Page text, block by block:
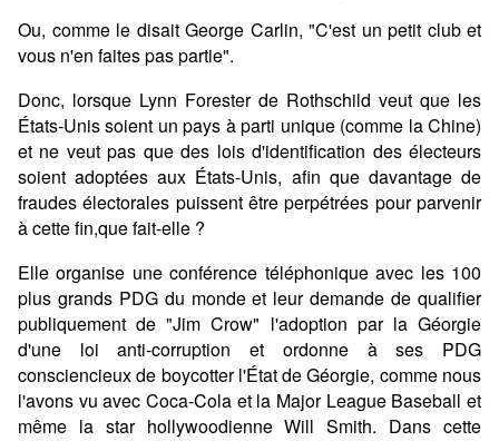
Ou, comme le disait George Carlin, "C'est un petit club et
vous n'en faites pas partie".
Donc, lorsque Lynn Forester de Rothschild veut que les
États-Unis soient un pays à parti unique (comme la Chine)
et ne veut pas que des lois d'identification des électeurs
soient adoptées aux États-Unis, afin que davantage de
fraudes électorales puissent être perpétrées pour parvenir
à cette fin,que fait-elle ?
Elle organise une conférence téléphonique avec les 100
plus grands PDG du monde et leur demande de qualifier
publiquement de "Jim Crow" l'adoption par la Géorgie
d'une loi anti-corruption et ordonne à ses PDG
consciencieux de boycotter l'État de Géorgie, comme nous
l'avons vu avec Coca-Cola et la Major League Baseball et
même la star hollywoodienne Will Smith. Dans cette